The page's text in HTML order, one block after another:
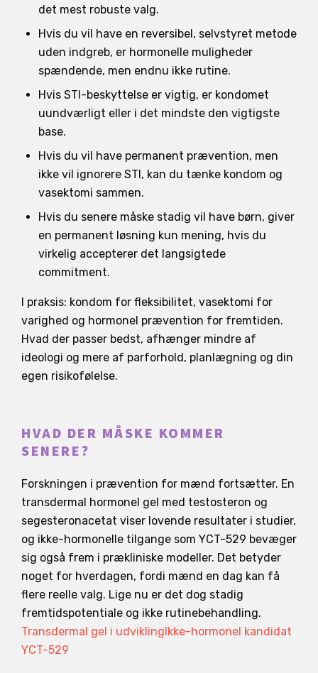
det mest robuste valg.
Hvis du vil have en reversibel, selvstyret metode
uden indgreb, er hormonelle muligheder
spændende, men endnu ikke rutine.
Hvis STI-beskyttelse er vigtig, er kondomet
uundværligt eller i det mindste den vigtigste
base.
Hvis du vil have permanent prævention, men
ikke vil ignorere STI, kan du tænke kondom og
vasektomi sammen.
Hvis du senere måske stadig vil have børn, giver
en permanent løsning kun mening, hvis du
virkelig accepterer det langsigtede
commitment.
I praksis: kondom for fleksibilitet, vasektomi for
varighed og hormonel prævention for fremtiden.
Hvad der passer bedst, afhænger mindre af
ideologi og mere af parforhold, planlægning og din
egen risikofølelse.
HVAD DER MÅSKE KOMMER
SENERE?
Forskningen i prævention for mænd fortsætter. En
transdermal hormonel gel med testosteron og
segesteronacetat viser lovende resultater i studier,
og ikke-hormonelle tilgange som YCT-529 bevæger
sig også frem i prækliniske modeller. Det betyder
noget for hverdagen, fordi mænd en dag kan få
flere reelle valg. Lige nu er det dog stadig
fremtidspotentiale og ikke rutinebehandling.
Transdermal gel i udviklingIkke-hormonel kandidat
YCT-529